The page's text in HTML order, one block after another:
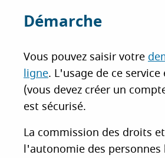
Démarche
Vous pouvez saisir votre
ligne. L'usage de ce
(vous devez créer un
est sécurisé.
La commission des droits
l'autonomie des personnes